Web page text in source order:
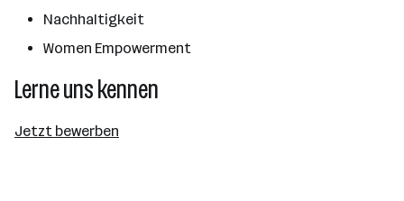
Nachhaltigkeit
Women Empowerment
Lerne uns kennen
Jetzt bewerben